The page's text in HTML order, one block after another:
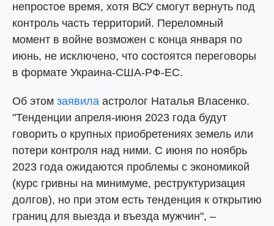
непростое время, хотя ВСУ смогут вернуть под
контроль часть территорий. Переломный
момент в войне возможен с конца января по
июнь, не исключено, что состоятся переговоры
в формате Украина-США-РФ-ЕС.
Об этом заявила астролог Наталья Власенко.
"Тенденции апреля-июня 2023 года будут
говорить о крупных приобретениях земель или
потери контроля над ними. С июня по ноябрь
2023 года ожидаются проблемы с экономикой
(курс гривны на минимуме, реструктуризация
долгов), но при этом есть тенденция к открытию
границ для выезда и въезда мужчин", –